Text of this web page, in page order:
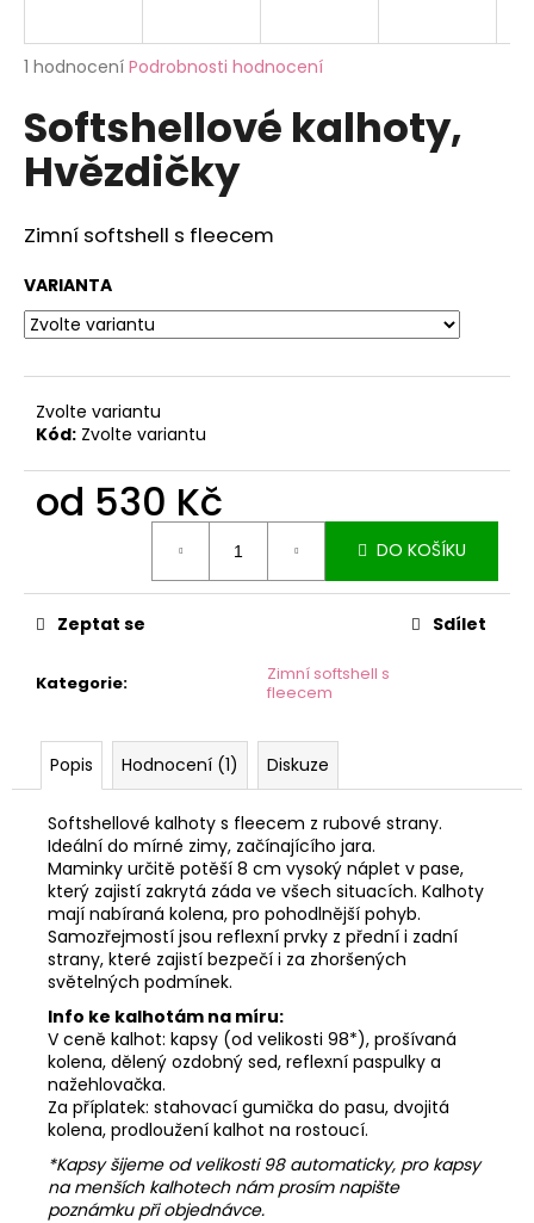
Průměrné
produktu
je
5,0
hvězdiček.
1 hodnocení Podrobnosti hodnocení
Softshellové kalhoty,
Hvězdičky
Zimní softshell s fleecem
VARIANTA
Zvolte variantu
Kód: Zvolte variantu
od 530 Kč
DO KOŠÍKU
Kategorie:
Zimní softshell s
fleecem
Zeptat se Sdílet
Popis Hodnocení (1) Diskuze
Softshellové kalhoty s fleecem z rubové strany.
Ideální do mírné zimy, začínajícího jara.
Maminky určitě potěší 8 cm vysoký náplet v pase,
který zajistí zakrytá záda ve všech situacích. Kalhoty
mají nabíraná kolena, pro pohodlnější pohyb.
Samozřejmostí jsou reflexní prvky z přední i zadní
strany, které zajistí bezpečí i za zhoršených
světelných podmínek.
Info ke kalhotám na míru:
V ceně kalhot: kapsy (od velikosti 98*), prošívaná
kolena, dělený ozdobný sed, reflexní paspulky a
nažehlovačka.
Za příplatek: stahovací gumička do pasu, dvojitá
kolena, prodloužení kalhot na rostoucí.
*Kapsy šijeme od velikosti 98 automaticky, pro kapsy
na menších kalhotech nám prosím napište
poznámku při objednávce.
j
t
?
D
o
p
u
j
e
e